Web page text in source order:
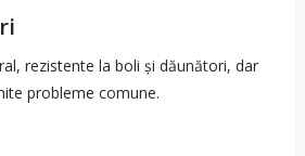
rezistente la boli și dăunători, dar
probleme comune.